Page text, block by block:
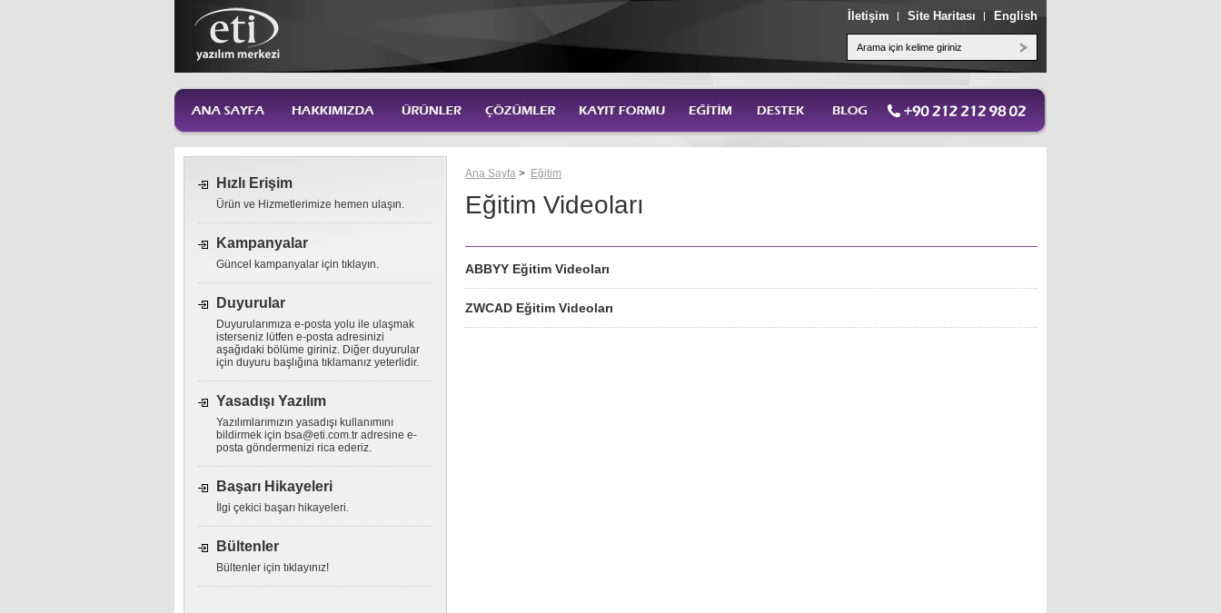
İletişim Site Haritası English
Ana Sayfa > Eğitim
Eğitim Videoları
ABBYY Eğitim Videoları
ZWCAD Eğitim Videoları
Hızlı Erişim
Ürün ve Hizmetlerimize hemen ulaşın.
Kampanyalar
Güncel kampanyalar için tıklayın.
Duyurular
Duyurularımıza e-posta yolu ile ulaşmak
isterseniz lütfen e-posta adresinizi
aşağıdaki bölüme giriniz. Diğer duyurular
için duyuru başlığına tıklamanız yeterlidir.
Yasadışı Yazılım
Yazılımlarımızın yasadışı kullanımını
bildirmek için bsa@eti.com.tr adresine e-
posta göndermenizi rica ederiz.
Başarı Hikayeleri
İlgi çekici başarı hikayeleri.
Bültenler
Bültenler için tıklayınız!